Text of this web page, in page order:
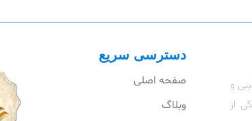
و
از
دسترسی سریع
صفحه اصلی
وبلاگ